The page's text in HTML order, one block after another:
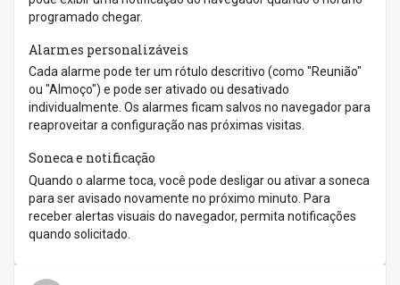
programado chegar.
Alarmes personalizáveis
Cada alarme pode ter um rótulo descritivo (como "Reunião"
ou "Almoço") e pode ser ativado ou desativado
individualmente. Os alarmes ficam salvos no navegador para
reaproveitar a configuração nas próximas visitas.
Soneca e notificação
Quando o alarme toca, você pode desligar ou ativar a soneca
para ser avisado novamente no próximo minuto. Para
receber alertas visuais do navegador, permita notificações
quando solicitado.